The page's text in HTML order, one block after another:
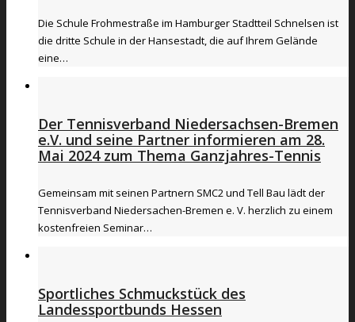
Die Schule Frohmestraße im Hamburger Stadtteil Schnelsen ist
die dritte Schule in der Hansestadt, die auf Ihrem Gelände
eine…
Der Tennisverband Niedersachsen-Bremen
e.V. und seine Partner informieren am 28.
Mai 2024 zum Thema Ganzjahres-Tennis
Gemeinsam mit seinen Partnern SMC2 und Tell Bau lädt der
Tennisverband Niedersachen-Bremen e. V. herzlich zu einem
kostenfreien Seminar…
Sportliches Schmuckstück des
Landessportbunds Hessen